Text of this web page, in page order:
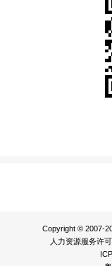
Copyright © 2007-
人力资源服务许